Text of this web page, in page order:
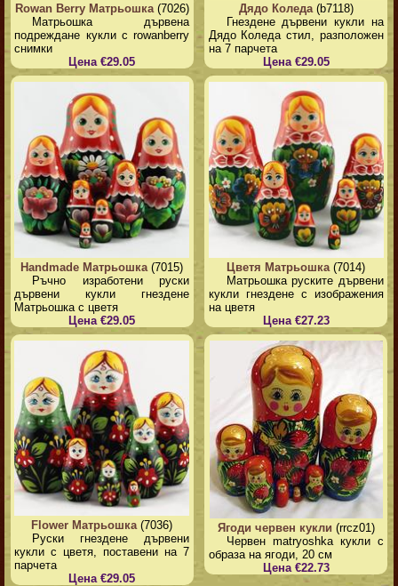
Rowan Berry Матрьошка(7026)
Матрьошка дървена
подреждане кукли с rowanberry
снимки
Цена €29.05
Дядо Коледа(b7118)
Гнездене дървени кукли на
Дядо Коледа стил, разположен
на 7 парчета
Цена €29.05
Handmade Матрьошка (7015)
Ръчно изработени руски
дървени кукли гнездене
Матрьошка с цветя
Цена €29.05
Цветя Матрьошка (7014)
Матрьошка руските дървени
кукли гнездене с изображения
на цветя
Цена €27.23
Flower Матрьошка(7036)
Руски гнездене дървени
кукли с цветя, поставени на 7
парчета
Цена €29.05
Ягоди червен кукли (rrcz01)
Червен matryoshka кукли с
образа на ягоди, 20 см
Цена €22.73